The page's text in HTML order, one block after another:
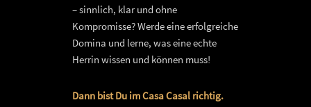
– sinnlich, klar und ohne
Kompromisse? Werde eine erfolgreiche
Domina und lerne, was eine echte
Herrin wissen und können muss!
Dann bist Du im Casa Casal richtig.